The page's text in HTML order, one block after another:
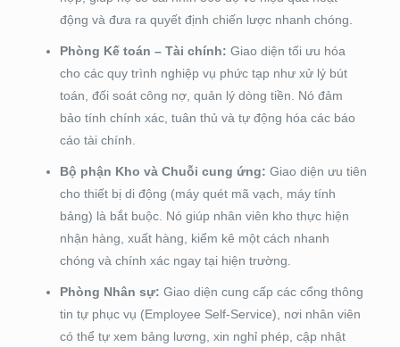
động và đưa ra quyết định chiến lược nhanh chóng.
Phòng Kế toán – Tài chính: Giao diện tối ưu hóa
cho các quy trình nghiệp vụ phức tạp như xử lý bút
toán, đối soát công nợ, quản lý dòng tiền. Nó đảm
bảo tính chính xác, tuân thủ và tự động hóa các báo
cáo tài chính.
Bộ phận Kho và Chuỗi cung ứng: Giao diện ưu tiên
cho thiết bị di động (máy quét mã vạch, máy tính
bảng) là bắt buộc. Nó giúp nhân viên kho thực hiện
nhận hàng, xuất hàng, kiểm kê một cách nhanh
chóng và chính xác ngay tại hiện trường.
Phòng Nhân sự: Giao diện cung cấp các cổng thông
tin tự phục vụ (Employee Self-Service), nơi nhân viên
có thể tự xem bảng lương, xin nghỉ phép, cập nhật